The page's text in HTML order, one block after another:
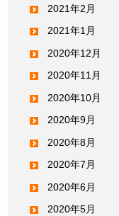
2021年2月
2021年1月
2020年12月
2020年11月
2020年10月
2020年9月
2020年8月
2020年7月
2020年6月
2020年5月